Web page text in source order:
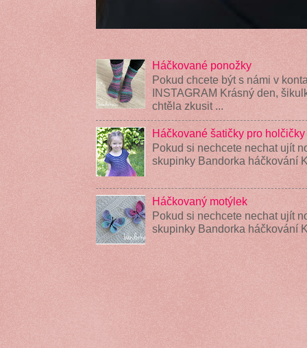
Háčkované ponožky
Pokud chcete být s námi v
INSTAGRAM Krásný den,
chtěla zkusit ...
Háčkované šatičky pro holčičky
Pokud si nechcete nechat ujít
skupinky Bandorka háčkování
Háčkovaný motýlek
Pokud si nechcete nechat ujít
skupinky Bandorka háčkování